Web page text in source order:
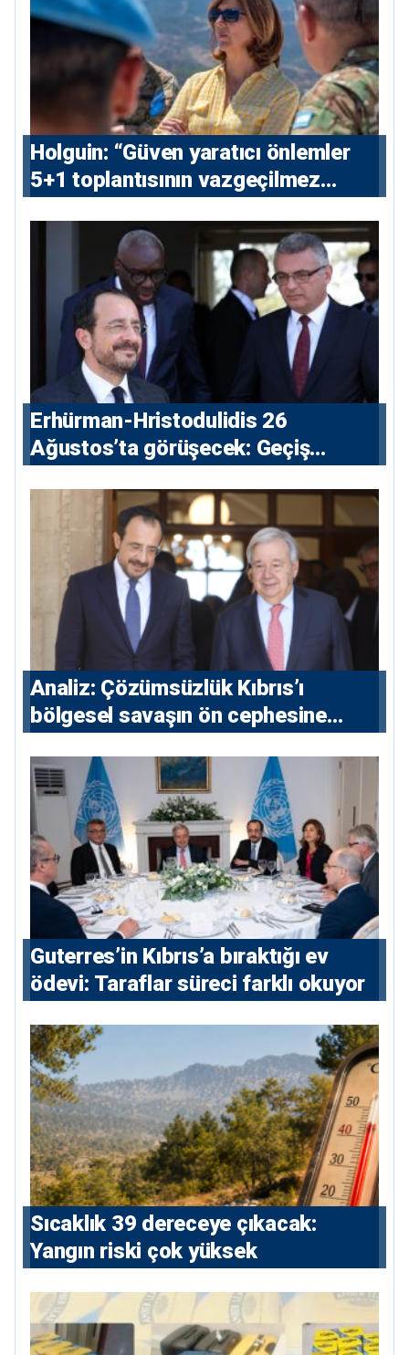
⁠Holguin: “Güven yaratıcı önlemler
5+1 toplantısının vazgeçilmez
Erhürman-Hristodulidis 26
Ağustos’ta görüşecek: Geçiş
Analiz: Çözümsüzlük Kıbrıs’ı
bölgesel savaşın ön cephesine
Guterres’in Kıbrıs’a bıraktığı ev
ödevi: Taraflar süreci farklı okuyor
Sıcaklık 39 dereceye çıkacak:
Yangın riski çok yüksek